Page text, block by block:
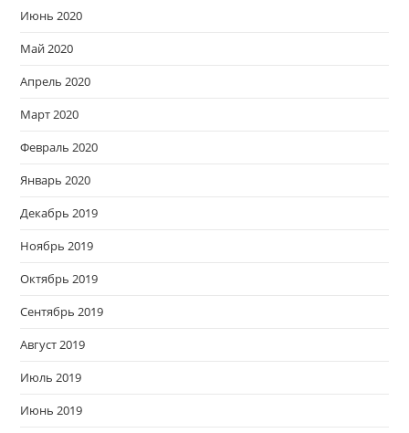
Июнь 2020
Май 2020
Апрель 2020
Март 2020
Февраль 2020
Январь 2020
Декабрь 2019
Ноябрь 2019
Октябрь 2019
Сентябрь 2019
Август 2019
Июль 2019
Июнь 2019